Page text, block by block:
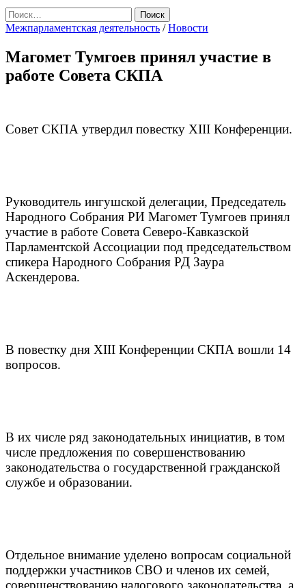
Найти:
Межпарламентская деятельность /Новости
Магомет Тумгоев принял участие в
работе Совета СКПА
Совет СКПА утвердил повестку XIII Конференции.
Руководитель ингушской делегации, Председатель
Народного Собрания РИ Магомет Тумгоев принял
участие в работе Совета Северо-Кавказской
Парламентской Ассоциации под председательством
спикера Народного Собрания РД Заура
Аскендерова.
В повестку дня XIII Конференции СКПА вошли 14
вопросов.
В их числе ряд законодательных инициатив, в том
числе предложения по совершенствованию
законодательства о государственной гражданской
службе и образовании.
Отдельное внимание уделено вопросам социальной
поддержки участников СВО и членов их семей,
совершенствованию налогового законодательства, а